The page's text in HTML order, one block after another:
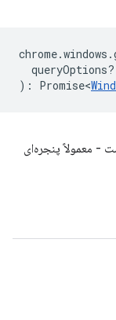
chrome.windows .
queryOptions?
) : Promise<
- معمولاً پنجره‌ای